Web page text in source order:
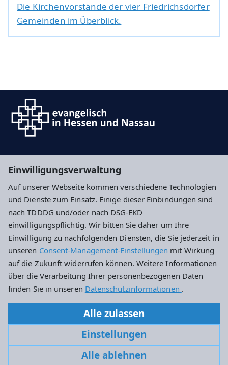
Einwilligungsverwaltung
Auf unserer Webseite kommen verschiedene Technologien
und Dienste zum Einsatz. Einige dieser Einbindungen sind
nach TDDDG und/oder nach DSG-EKD
einwilligungspflichtig. Wir bitten Sie daher um Ihre
Einwilligung zu nachfolgenden Diensten, die Sie jederzeit in
unseren Consent-Management-Einstellungen mit Wirkung
auf die Zukunft widerrufen können. Weitere Informationen
über die Verarbeitung Ihrer personenbezogenen Daten
finden Sie in unseren Datenschutzinformationen .
Alle zulassen
Einstellungen
Alle ablehnen
Die Kirchenvorstände der vier Friedrichsdorfer
Gemeinden im Überblick.
Evangelische Kirche in Hessen und Nassau
Cookie-Einstellungen
Evangelische Kirchengemeinde Friedrichsdorf
Hugenottenstraße 92
61381 Friedrichsdorf
kirchengemeinde.friedrichsdorf@ekhn.de